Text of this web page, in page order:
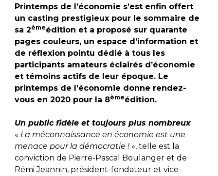
Printemps de l’économie s’est enfin offert
un casting prestigieux pour le sommaire de
sa 2èmeédition et a proposé sur quarante
pages couleurs, un espace d’information et
de réflexion pointu dédié à tous les
participants amateurs éclairés d’économie
et témoins actifs de leur époque. Le
printemps de l’économie donne rendez-
vous en 2020 pour la 8èmeédition.
Un public fidèle et toujours plus nombreux
« La méconnaissance en économie est une
menace pour la démocratie ! », telle est la
conviction de Pierre-Pascal Boulanger et de
Rémi Jeannin, président-fondateur et vice-